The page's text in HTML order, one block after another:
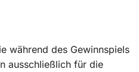
während des Gewinnspiels
ausschließlich für die